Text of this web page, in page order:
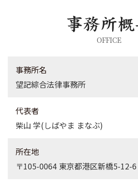
刑事事件 栃木県 弁護士
刑事事件 千葉県 弁護士OFFICE
事務所名
望記綜合法律事務所
代表者
柴山 学(しばやま まなぶ)
所在地
〒105-0064 東京都港区新橋5-12-